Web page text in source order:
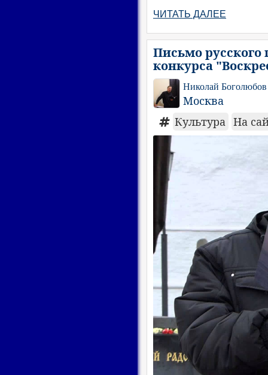
ЧИТАТЬ ДАЛЕЕ
Письмо русского
конкурса
Николай Боголюбов
Москва
Культура На